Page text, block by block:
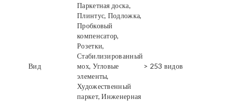
Вид
Паркетная доска,
Плинтус, Подложка,
Пробковый
компенсатор,
Розетки,
Стабилизированный
мох, Угловые
элементы,
Художественный
паркет, Инженерная
> 253 видов